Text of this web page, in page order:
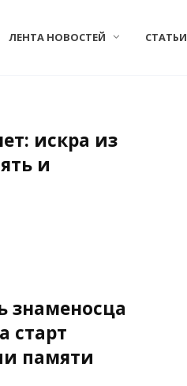
ЛЕНТА НОВОСТЕЙ СТАТЬИ
искра из
и
знаменосца
старт
памяти